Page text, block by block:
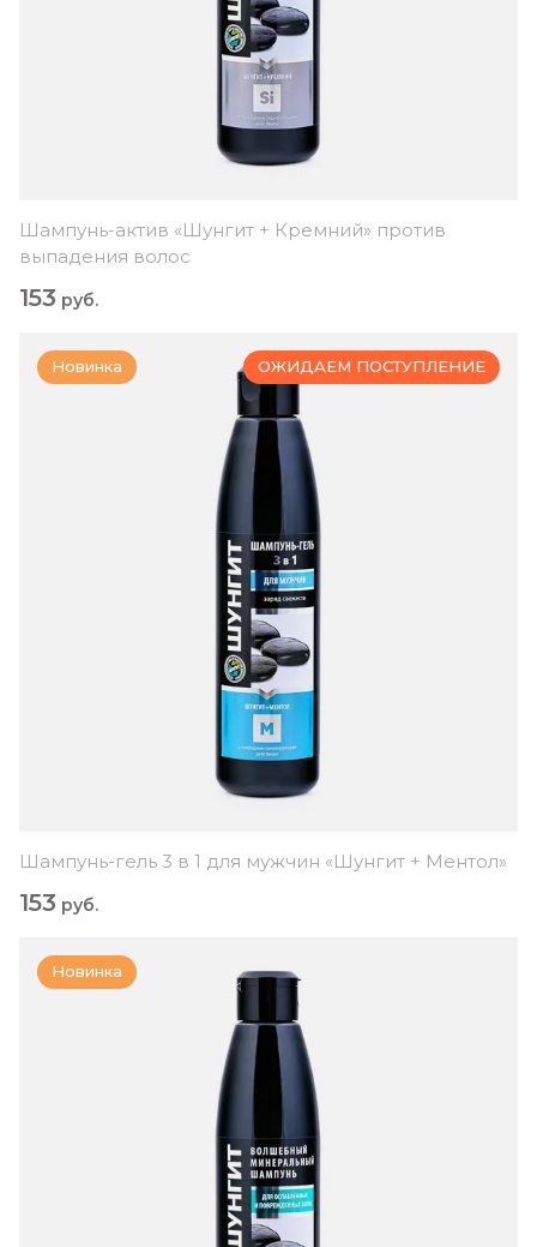
Шампунь-актив «Шунгит + Кремний» против
выпадения волос
153 руб.
Новинка ОЖИДАЕМ ПОСТУПЛЕНИЕ
Шампунь-гель 3 в 1 для мужчин «Шунгит + Ментол»
153 руб.
Новинка